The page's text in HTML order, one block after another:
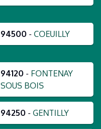
94500 - COEUILLY
94120 - FONTENAY
SOUS BOIS
94250 - GENTILLY